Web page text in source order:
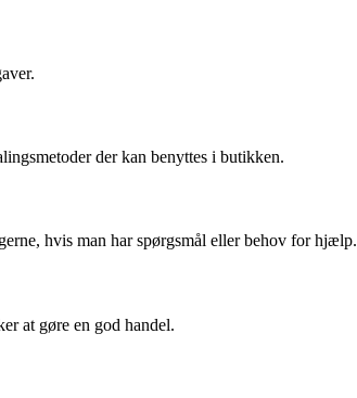
der kan benyttes i butikken.
hvis man har spørgsmål eller behov for hjælp.
at gøre en god handel.